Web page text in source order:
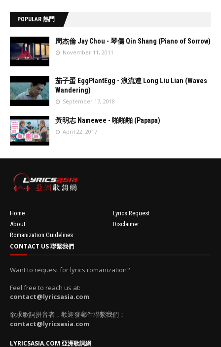
POPULAR 熱門
'data:post.fea
turedImage
resizeImage
100'
周杰倫 Jay Chou - 琴傷 Qin Shang (Piano of Sorrow)
November 11, 2011
'data:post.fea
turedImage
resizeImage
100'
茄子蛋 EggPlantEgg - 浪流連 Long Liu Lian (Waves
Wandering)
September 17, 2018
'data:post.fea
resizeImage
100'
黃明志 Namewee - 啪啪啪 (Papapa)
April 22, 2017
Home
Lyrics Request
About
Disclaimer
Romanization Guidelines
CONTACT US 聯繫我們
Want to request for lyrics romanization?
Feel free to reach us at:
contact@lyricsasia.com
欲求歌詞拼音者，歡迎發郵件聯繫我們：
contact@lyricsasia.com
LYRICSASIA.COM 亞洲歌詞網